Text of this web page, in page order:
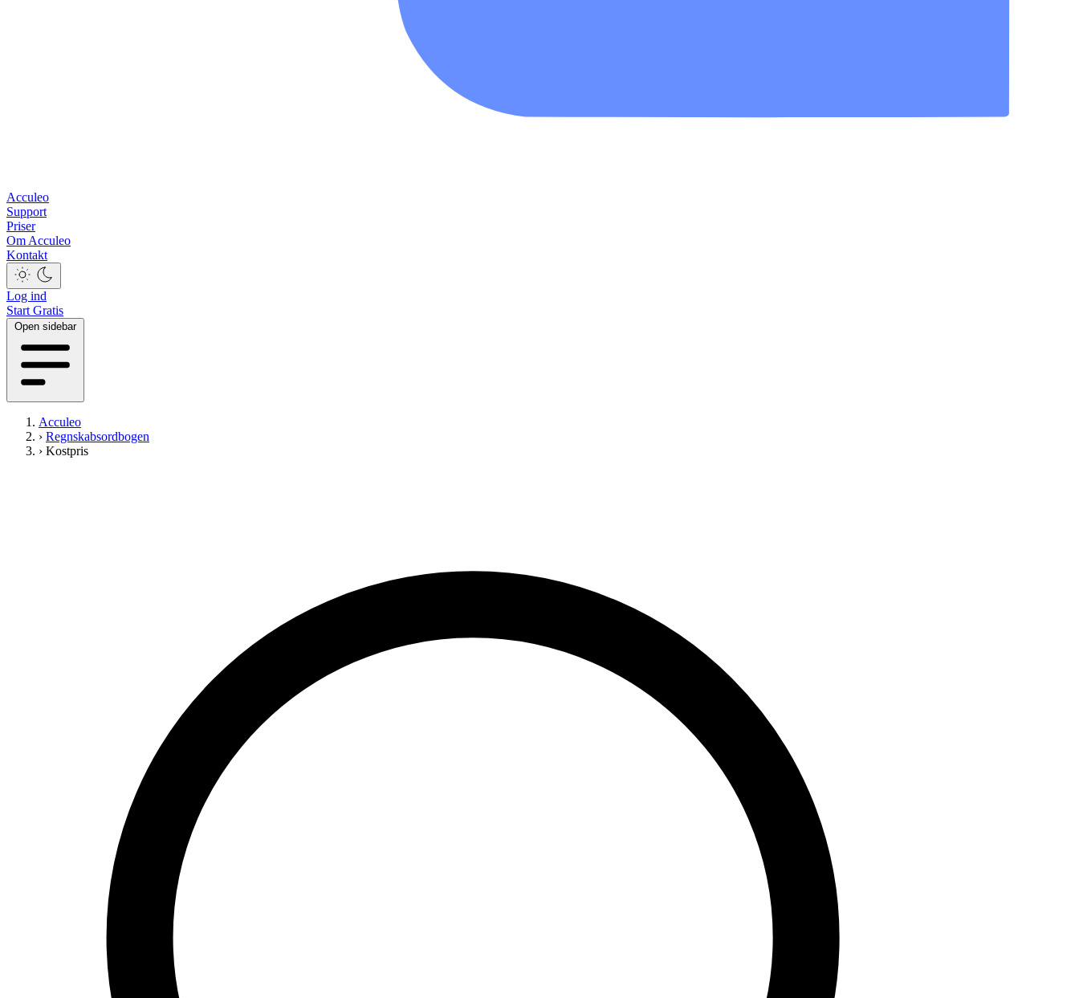
Acculeo
Support
Priser
Om Acculeo
Kontakt
Log ind
Start Gratis
Open sidebar
Acculeo
› Regnskabsordbogen
› Kostpris